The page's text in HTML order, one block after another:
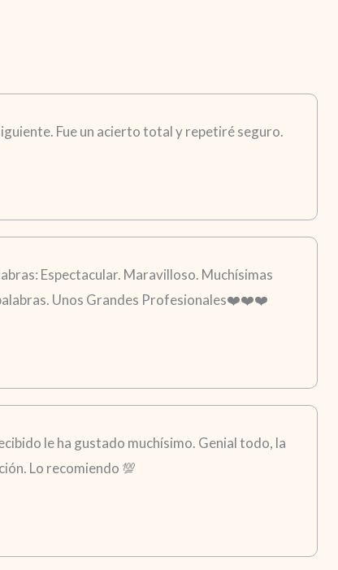
Fue un acierto total y repetiré seguro.
Espectacular. Maravilloso. Muchísimas
palabras. Unos Grandes Profesionales❤️❤️❤️
le ha gustado muchísimo. Genial todo, la
Lo recomiendo 💯